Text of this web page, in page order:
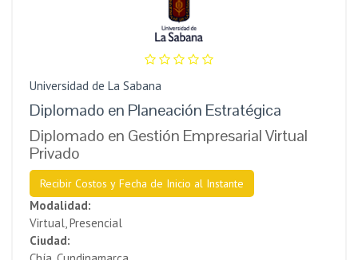
Universidad de La Sabana
Diplomado en Planeación Estratégica
Diplomado en Gestión Empresarial Virtual
Privado
Recibir Costos y Fecha de Inicio al Instante
Modalidad:
Virtual, Presencial
Ciudad: